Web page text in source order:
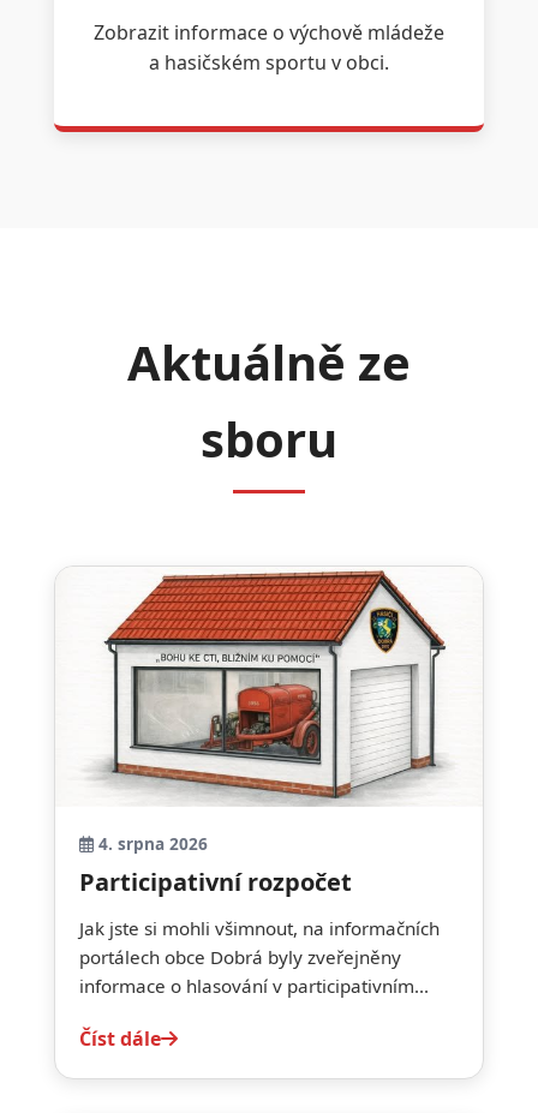
Zobrazit informace o výchově mládeže
a hasičském sportu v obci.
Aktuálně ze
sboru
4. srpna 2026
Participativní rozpočet
Jak jste si mohli všimnout, na informačních
portálech obce Dobrá byly zveřejněny
informace o hlasování v participativním...
Číst dále